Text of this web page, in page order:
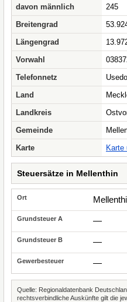
davon männlich
245
Breitengrad
Längengrad
Vorwahl
Telefonnetz
Land
Landkreis
Gemeinde
Karte
Karte
Steuersätze in Mellenthin
—
—
—
Quelle: Regionaldatenbank
rechtsverbindliche Auskünfte gilt die